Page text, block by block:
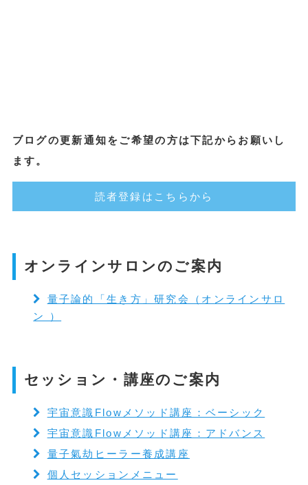
ブログの更新通知をご希望の方は下記からお願いし
ます。
読者登録はこちらから
オンラインサロンのご案内
量子論的「生き方」研究会（オンラインサロ
ン ）
セッション・講座のご案内
宇宙意識Flowメソッド講座：ベーシック
宇宙意識Flowメソッド講座：アドバンス
量子氣劫ヒーラー養成講座
個人セッションメニュー